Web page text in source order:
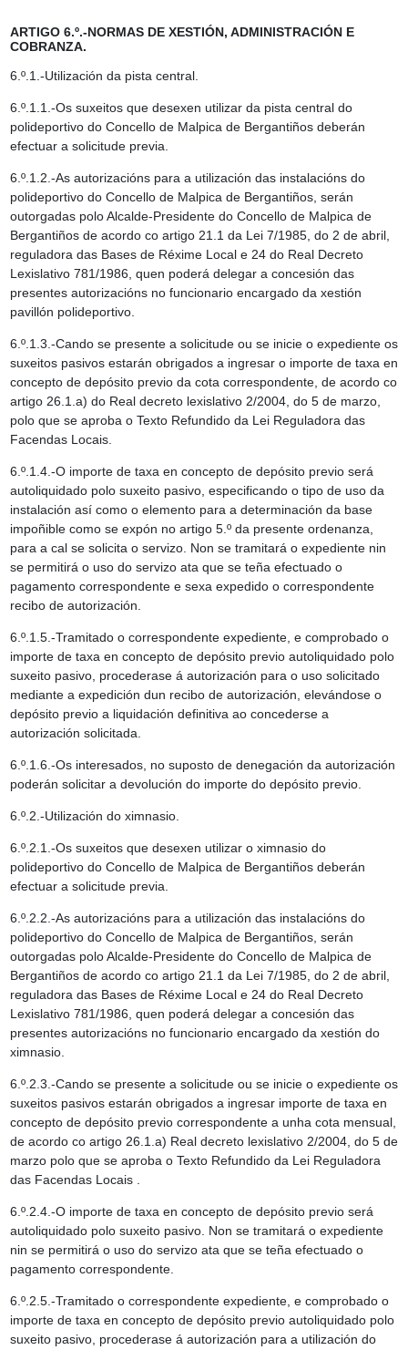
ARTIGO 6.º.-NORMAS DE XESTIÓN, ADMINISTRACIÓN E
COBRANZA.
6.º.1.-Utilización da pista central.
6.º.1.1.-Os suxeitos que desexen utilizar da pista central do
polideportivo do Concello de Malpica de Bergantiños deberán
efectuar a solicitude previa.
6.º.1.2.-As autorizacións para a utilización das instalacións do
polideportivo do Concello de Malpica de Bergantiños, serán
outorgadas polo Alcalde-Presidente do Concello de Malpica de
Bergantiños de acordo co artigo 21.1 da Lei 7/1985, do 2 de abril,
reguladora das Bases de Réxime Local e 24 do Real Decreto
Lexislativo 781/1986, quen poderá delegar a concesión das
presentes autorizacións no funcionario encargado da xestión
pavillón polideportivo.
6.º.1.3.-Cando se presente a solicitude ou se inicie o expediente os
suxeitos pasivos estarán obrigados a ingresar o importe de taxa en
concepto de depósito previo da cota correspondente, de acordo co
artigo 26.1.a) do Real decreto lexislativo 2/2004, do 5 de marzo,
polo que se aproba o Texto Refundido da Lei Reguladora das
Facendas Locais.
6.º.1.4.-O importe de taxa en concepto de depósito previo será
autoliquidado polo suxeito pasivo, especificando o tipo de uso da
instalación así como o elemento para a determinación da base
impoñible como se expón no artigo 5.º da presente ordenanza,
para a cal se solicita o servizo. Non se tramitará o expediente nin
se permitirá o uso do servizo ata que se teña efectuado o
pagamento correspondente e sexa expedido o correspondente
recibo de autorización.
6.º.1.5.-Tramitado o correspondente expediente, e comprobado o
importe de taxa en concepto de depósito previo autoliquidado polo
suxeito pasivo, procederase á autorización para o uso solicitado
mediante a expedición dun recibo de autorización, elevándose o
depósito previo a liquidación definitiva ao concederse a
autorización solicitada.
6.º.1.6.-Os interesados, no suposto de denegación da autorización
poderán solicitar a devolución do importe do depósito previo.
6.º.2.-Utilización do ximnasio.
6.º.2.1.-Os suxeitos que desexen utilizar o ximnasio do
polideportivo do Concello de Malpica de Bergantiños deberán
efectuar a solicitude previa.
6.º.2.2.-As autorizacións para a utilización das instalacións do
polideportivo do Concello de Malpica de Bergantiños, serán
outorgadas polo Alcalde-Presidente do Concello de Malpica de
Bergantiños de acordo co artigo 21.1 da Lei 7/1985, do 2 de abril,
reguladora das Bases de Réxime Local e 24 do Real Decreto
Lexislativo 781/1986, quen poderá delegar a concesión das
presentes autorizacións no funcionario encargado da xestión do
ximnasio.
6.º.2.3.-Cando se presente a solicitude ou se inicie o expediente os
suxeitos pasivos estarán obrigados a ingresar importe de taxa en
concepto de depósito previo correspondente a unha cota mensual,
de acordo co artigo 26.1.a) Real decreto lexislativo 2/2004, do 5 de
marzo polo que se aproba o Texto Refundido da Lei Reguladora
das Facendas Locais .
6.º.2.4.-O importe de taxa en concepto de depósito previo será
autoliquidado polo suxeito pasivo. Non se tramitará o expediente
nin se permitirá o uso do servizo ata que se teña efectuado o
pagamento correspondente.
6.º.2.5.-Tramitado o correspondente expediente, e comprobado o
importe de taxa en concepto de depósito previo autoliquidado polo
suxeito pasivo, procederase á autorización para a utilización do